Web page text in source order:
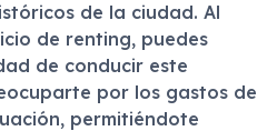
de la ciudad. Al
de renting, puedes
de conducir este
por los gastos de
permitiéndote